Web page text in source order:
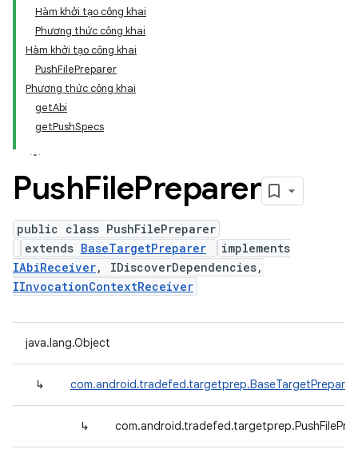
Hàm khởi tạo công khai
Phương thức công khai
Hàm khởi tạo công khai
PushFilePreparer
Phương thức công khai
getAbi
getPushSpecs
PushFilePreparer
public class PushFilePreparer
extends BaseTargetPreparer
implements
IAbiReceiver, IDiscoverDependencies,
IInvocationContextReceiver
java.lang.Object
↳ com.android.tradefed.targetprep.BaseTargetPreparer
↳